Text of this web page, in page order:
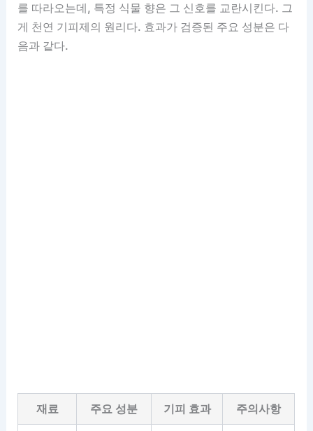
를 따라오는데, 특정 식물 향은 그 신호를 교란시킨다. 그
게 천연 기피제의 원리다. 효과가 검증된 주요 성분은 다
음과 같다.
재료 주요 성분 기피 효과 주의사항